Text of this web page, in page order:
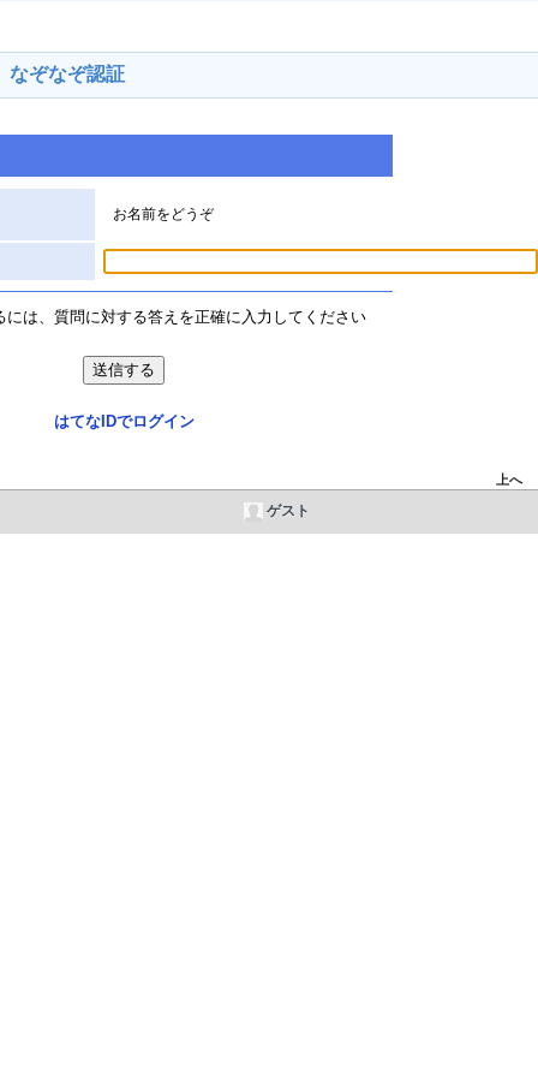
なぞなぞ認証
お名前をどうぞ
には、質問に対する答えを正確に入力してください
はてなIDでログイン
上へ
ゲスト